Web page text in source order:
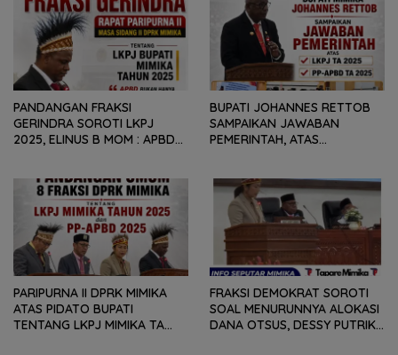
PANDANGAN FRAKSI
GERINDRA SOROTI LKPJ
2025, ELINUS B MOM : APBD
TETAPI SEJAUH MANA
MAMPU MENJAWAB
KEBUTUHAN MASYARAKAT
BUPATI JOHANNES RETTOB
SAMPAIKAN JAWABAN
PEMERINTAH, ATAS
DAN RANPERDA PP- APBD
TAHUN ANGGARAN 2025
PARIPURNA II DPRK MIMIKA
ATAS PIDATO BUPATI
TENTANG LKPJ MIMIKA TA
FRAKSI DEMOKRAT SOROTI
SOAL MENURUNNYA ALOKASI
DANA OTSUS, DESSY PUTRIKA